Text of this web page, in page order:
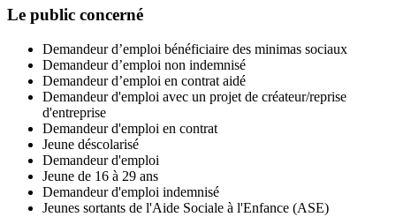
Le public concerné
Demandeur d’emploi bénéficiaire des minimas sociaux
Demandeur d’emploi non indemnisé
Demandeur d’emploi en contrat aidé
Demandeur d'emploi avec un projet de créateur/reprise
d'entreprise
Demandeur d'emploi en contrat
Jeune déscolarisé
Demandeur d'emploi
Jeune de 16 à 29 ans
Demandeur d'emploi indemnisé
Jeunes sortants de l'Aide Sociale à l'Enfance (ASE)